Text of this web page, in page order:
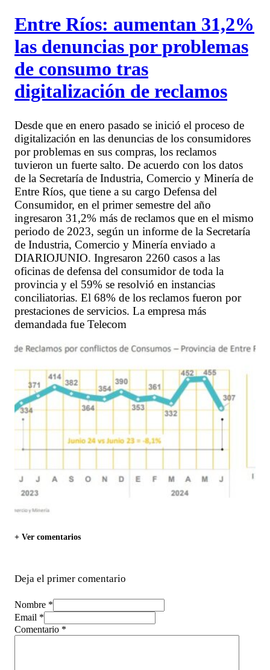
Entre Ríos: aumentan 31,2%
las denuncias por problemas
de consumo tras
digitalización de reclamos
Desde que en enero pasado se inició el proceso de
digitalización en las denuncias de los consumidores
por problemas en sus compras, los reclamos
tuvieron un fuerte salto. De acuerdo con los datos
de la Secretaría de Industria, Comercio y Minería de
Entre Ríos, que tiene a su cargo Defensa del
Consumidor, en el primer semestre del año
ingresaron 31,2% más de reclamos que en el mismo
periodo de 2023, según un informe de la Secretaría
de Industria, Comercio y Minería enviado a
DIARIOJUNIO. Ingresaron 2260 casos a las
oficinas de defensa del consumidor de toda la
provincia y el 59% se resolvió en instancias
conciliatorias. El 68% de los reclamos fueron por
prestaciones de servicios. La empresa más
demandada fue Telecom
+ Ver comentarios
Deja el primer comentario
Nombre *
Email *
Comentario *